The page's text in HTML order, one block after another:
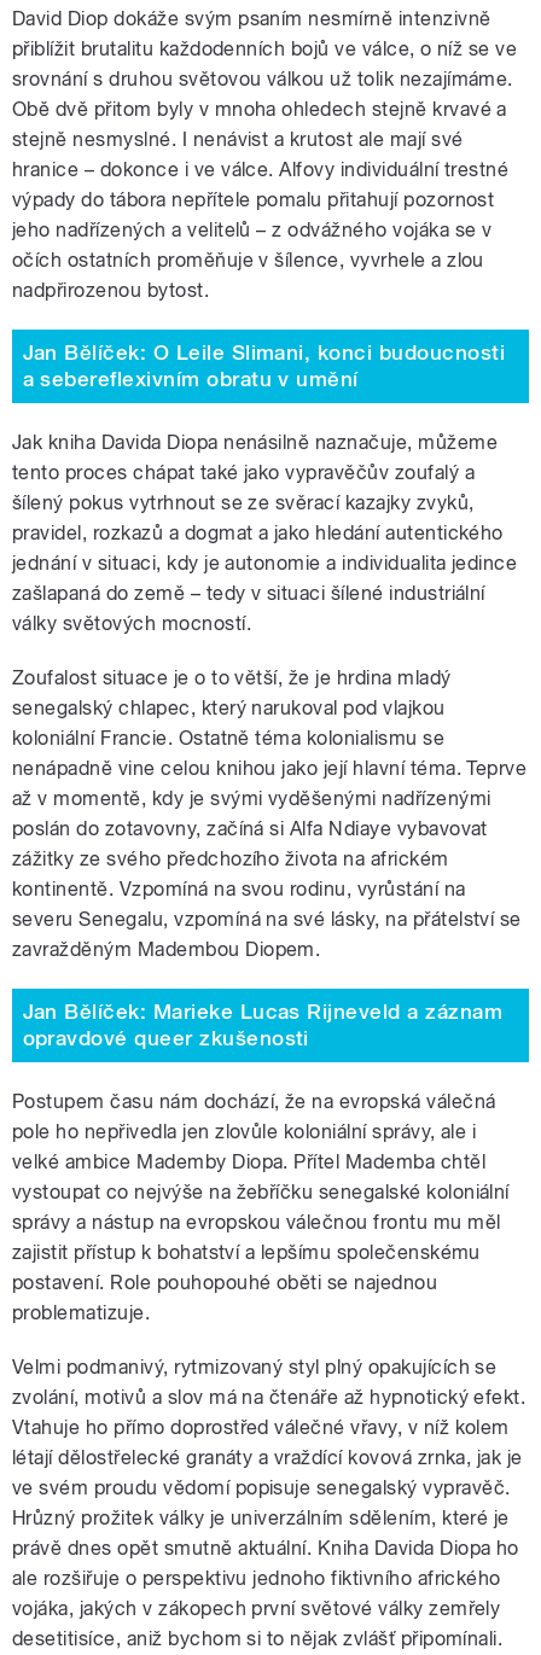
David Diop dokáže svým psaním nesmírně intenzivně
přiblížit brutalitu každodenních bojů ve válce, o níž se ve
srovnání s druhou světovou válkou už tolik nezajímáme.
Obě dvě přitom byly v mnoha ohledech stejně krvavé a
stejně nesmyslné. I nenávist a krutost ale mají své
hranice – dokonce i ve válce. Alfovy individuální trestné
výpady do tábora nepřítele pomalu přitahují pozornost
jeho nadřízených a velitelů – z odvážného vojáka se v
očích ostatních proměňuje v šílence, vyvrhele a zlou
nadpřirozenou bytost.
Jan Bělíček: O Leile Slimani, konci budoucnosti
a sebereflexivním obratu v umění
Jak kniha Davida Diopa nenásilně naznačuje, můžeme
tento proces chápat také jako vypravěčův zoufalý a
šílený pokus vytrhnout se ze svěrací kazajky zvyků,
pravidel, rozkazů a dogmat a jako hledání autentického
jednání v situaci, kdy je autonomie a individualita jedince
zašlapaná do země – tedy v situaci šílené industriální
války světových mocností.
Zoufalost situace je o to větší, že je hrdina mladý
senegalský chlapec, který narukoval pod vlajkou
koloniální Francie. Ostatně téma kolonialismu se
nenápadně vine celou knihou jako její hlavní téma. Teprve
až v momentě, kdy je svými vyděšenými nadřízenými
poslán do zotavovny, začíná si Alfa Ndiaye vybavovat
zážitky ze svého předchozího života na africkém
kontinentě. Vzpomíná na svou rodinu, vyrůstání na
severu Senegalu, vzpomíná na své lásky, na přátelství se
zavražděným Madembou Diopem.
Jan Bělíček: Marieke Lucas Rijneveld a záznam
opravdové queer zkušenosti
Postupem času nám dochází, že na evropská válečná
pole ho nepřivedla jen zlovůle koloniální správy, ale i
velké ambice Mademby Diopa. Přítel Mademba chtěl
vystoupat co nejvýše na žebříčku senegalské koloniální
správy a nástup na evropskou válečnou frontu mu měl
zajistit přístup k bohatství a lepšímu společenskému
postavení. Role pouhopouhé oběti se najednou
problematizuje.
Velmi podmanivý, rytmizovaný styl plný opakujících se
zvolání, motivů a slov má na čtenáře až hypnotický efekt.
Vtahuje ho přímo doprostřed válečné vřavy, v níž kolem
létají dělostřelecké granáty a vraždící kovová zrnka, jak je
ve svém proudu vědomí popisuje senegalský vypravěč.
Hrůzný prožitek války je univerzálním sdělením, které je
právě dnes opět smutně aktuální. Kniha Davida Diopa ho
ale rozšiřuje o perspektivu jednoho fiktivního afrického
vojáka, jakých v zákopech první světové války zemřely
desetitisíce, aniž bychom si to nějak zvlášť připomínali.